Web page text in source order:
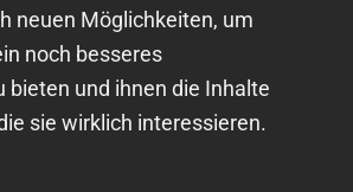
neuen Möglichkeiten, um
noch besseres
bieten und ihnen die Inhalte
sie wirklich interessieren.